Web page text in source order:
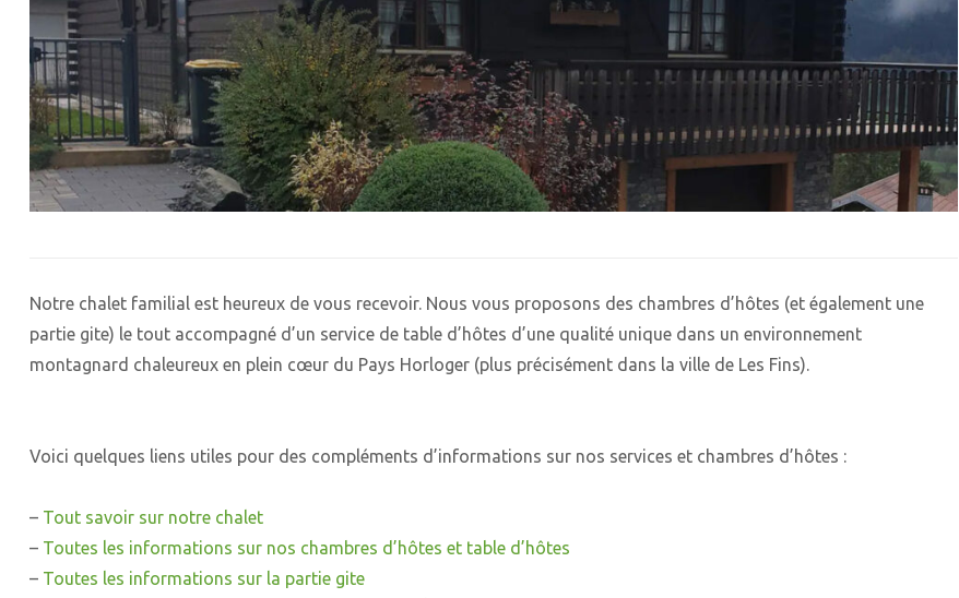
Notre chalet familial est heureux de vous recevoir. Nous vous proposons des chambres d’hôtes (et également une
partie gite) le tout accompagné d’un service de table d’hôtes d’une qualité unique dans un environnement
montagnard chaleureux en plein cœur du Pays Horloger (plus précisément dans la ville de Les Fins).
Voici quelques liens utiles pour des compléments d’informations sur nos services et chambres d’hôtes :
– Tout savoir sur notre chalet
– Toutes les informations sur nos chambres d’hôtes et table d’hôtes
– Toutes les informations sur la partie gite